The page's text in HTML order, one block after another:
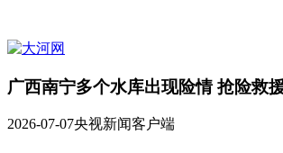
广西南宁多个水库出现险情 抢险救
2026-07-07央视新闻客户端